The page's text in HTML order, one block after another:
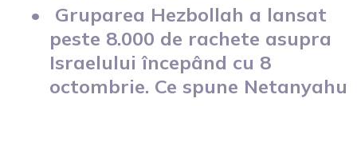
Gruparea Hezbollah a lansat
peste 8.000 de rachete asupra
Israelului începând cu 8
octombrie. Ce spune Netanyahu